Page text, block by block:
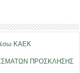
ΚΑΕΚ
ΠΡΟΣΚΛΗΣΗΣ